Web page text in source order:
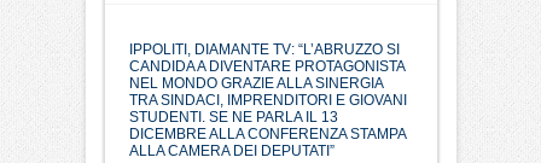
IPPOLITI, DIAMANTE TV: “L’ABRUZZO SI
CANDIDA A DIVENTARE PROTAGONISTA
NEL MONDO GRAZIE ALLA SINERGIA
TRA SINDACI, IMPRENDITORI E GIOVANI
STUDENTI. SE NE PARLA IL 13
DICEMBRE ALLA CONFERENZA STAMPA
ALLA CAMERA DEI DEPUTATI”